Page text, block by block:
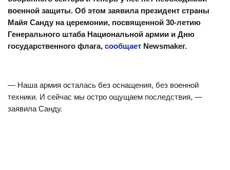
военной защиты. Об этом заявила президент страны
Майя Санду на церемонии, посвященной 30-летию
Генерального штаба Национальной армии и Дню
государственного флага, сообщает Newsmaker.
— Наша армия осталась без оснащения, без военной
техники. И сейчас мы остро ощущаем последствия, —
заявила Санду.